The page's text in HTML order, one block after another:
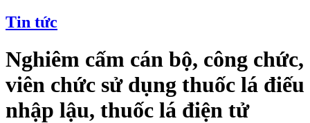
Tin tức
Nghiêm cấm cán bộ, công chức,
viên chức sử dụng thuốc lá điếu
nhập lậu, thuốc lá điện tử